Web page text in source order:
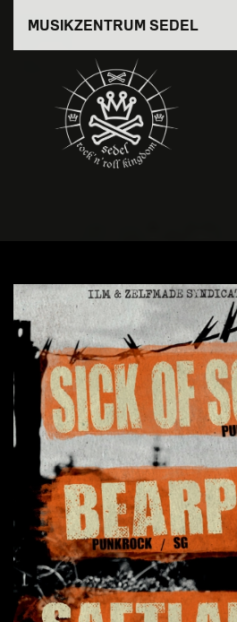
Inhalt
MUSIKZENTRUM SEDEL